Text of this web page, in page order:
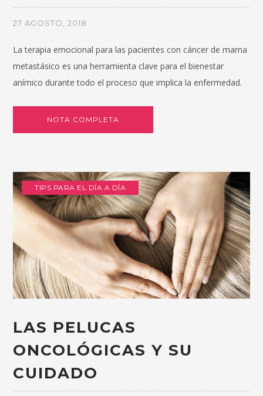
27 AGOSTO, 2018
La terapia emocional para las pacientes con cáncer de mama
metastásico es una herramienta clave para el bienestar
anímico durante todo el proceso que implica la enfermedad.
NOTA COMPLETA
TIPS PARA EL DÍA A DÍA
LAS PELUCAS
ONCOLÓGICAS Y SU
CUIDADO